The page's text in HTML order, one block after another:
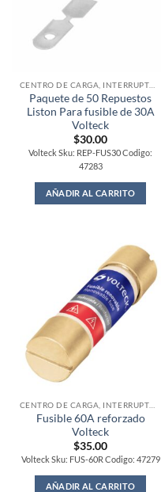
Paquete de 50 Repuestos
Liston Para fusible de 30A
Volteck
$30.00
Volteck Sku: REP-FUS30 Codigo:
47283
AÑADIR AL CARRITO
Fusible 60A reforzado
Volteck
$35.00
Volteck Sku: FUS-60R Codigo: 47279
AÑADIR AL CARRITO